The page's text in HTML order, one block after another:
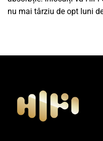
nu mai târziu de opt luni